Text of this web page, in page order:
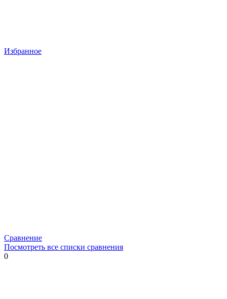
Избранное
Сравнение
Посмотреть все списки сравнения
0